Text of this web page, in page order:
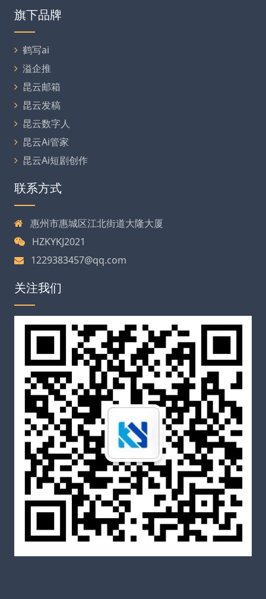
旗下品牌
鹤写ai
溢企推
昆云邮箱
昆云发稿
昆云数字人
昆云Ai管家
昆云Ai短剧创作
联系方式
惠州市惠城区江北街道大隆大厦
HZKYKJ2021
1229383457@qq.com
关注我们